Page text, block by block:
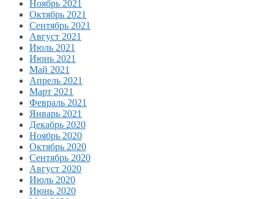
Ноябрь 2021
Октябрь 2021
Сентябрь 2021
Август 2021
Июль 2021
Июнь 2021
Май 2021
Апрель 2021
Март 2021
Февраль 2021
Январь 2021
Декабрь 2020
Ноябрь 2020
Октябрь 2020
Сентябрь 2020
Август 2020
Июль 2020
Июнь 2020